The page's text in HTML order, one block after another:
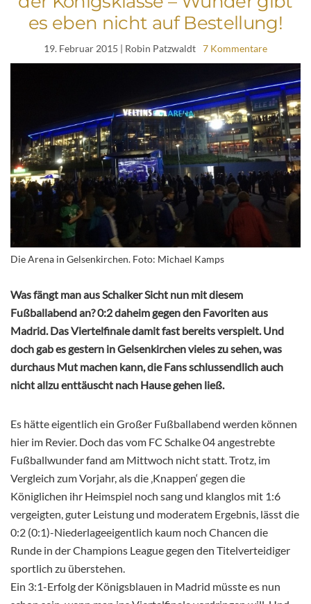
es eben nicht auf Bestellung!
19. Februar 2015 | Robin Patzwaldt 7 Kommentare
Die Arena in Gelsenkirchen. Foto: Michael Kamps
Was fängt man aus Schalker Sicht nun mit diesem
Fußballabend an? 0:2 daheim gegen den Favoriten aus
Madrid. Das Viertelfinale damit fast bereits verspielt. Und
doch gab es gestern in Gelsenkirchen vieles zu sehen, was
durchaus Mut machen kann, die Fans schlussendlich auch
nicht allzu enttäuscht nach Hause gehen ließ.
Es hätte eigentlich ein Großer Fußballabend werden können
hier im Revier. Doch das vom FC Schalke 04 angestrebte
Fußballwunder fand am Mittwoch nicht statt. Trotz, im
Vergleich zum Vorjahr, als die ‚Knappen‘ gegen die
Königlichen ihr Heimspiel noch sang und klanglos mit 1:6
vergeigten, guter Leistung und moderatem Ergebnis, lässt die
0:2 (0:1)-Niederlageeigentlich kaum noch Chancen die
Runde in der Champions League gegen den Titelverteidiger
sportlich zu überstehen.
Ein 3:1-Erfolg der Königsblauen in Madrid müsste es nun